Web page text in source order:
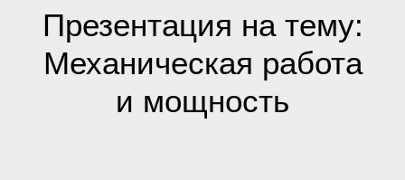
Презентация на тему:
Механическая работа
и мощность